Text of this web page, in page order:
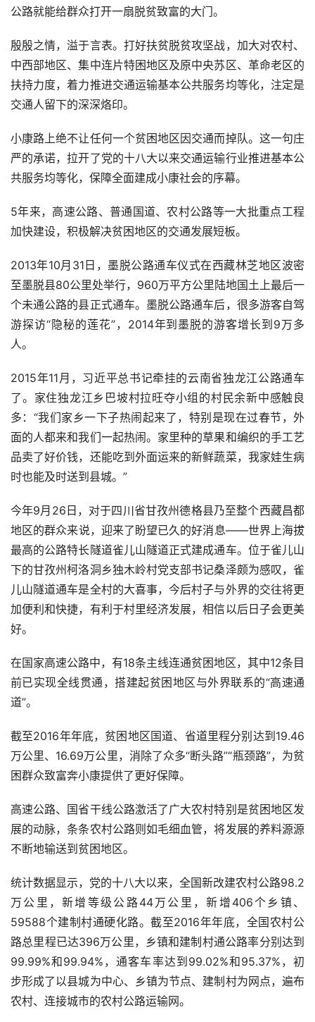
公路就能给群众打开一扇脱贫致富的大门。
殷殷之情，溢于言表。打好扶贫脱贫攻坚战，加大对农村、
中西部地区、集中连片特困地区及原中央苏区、革命老区的
扶持力度，着力推进交通运输基本公共服务均等化，注定是
交通人留下的深深烙印。
小康路上绝不让任何一个贫困地区因交通而掉队。这一句庄
严的承诺，拉开了党的十八大以来交通运输行业推进基本公
共服务均等化，保障全面建成小康社会的序幕。
5年来，高速公路、普通国道、农村公路等一大批重点工程
加快建设，积极解决贫困地区的交通发展短板。
2013年10月 31日，墨脱公路通车仪式在西藏林芝地区波密
至墨脱县80公里处举行， 960万平方公里陆地国土上最后一
个未通公路的县正式通车。墨脱公路通车后，很多游客自驾
游探访“隐秘的莲花”， 2014年到墨脱的游客增长到9万多
人。
2015年11 月，习近平总书记牵挂的云南省独龙江公路通车
了。家住独龙江乡巴坡村拉旺夺小组的村民余新中感触良
多：“我们家乡一下子热闹起来了，特别是现在过春节，外
面的人都来和我们一起热闹。家里种的草果和编织的手工艺
品卖了好价钱，还能吃到外面运来的新鲜蔬菜，我家娃生病
时也能及时送到县城。”
今年9月 26日，对于四川省甘孜州德格县乃至整个西藏昌都
地区的群众来说，迎来了盼望已久的好消息——世界上海拔
最高的公路特长隧道雀儿山隧道正式建成通车。位于雀儿山
下的甘孜州柯洛洞乡独木岭村党支部书记桑泽颇为感叹，雀
儿山隧道通车是全村的大喜事，今后村子与外界的交往将更
加便利和快捷，有利于村里经济发展，相信以后日子会更美
好。
在国家高速公路中，有18条主线连通贫困地区，其中12条目
前已实现全线贯通，搭建起贫困地区与外界联系的“高速通
道”。
截至2016年年底，贫困地区国道、省道里程分别达到19.46
万公里、 16.69万公里，消除了众多“断头路”“瓶颈路”，为贫
困群众致富奔小康提供了更好保障。
高速公路、国省干线公路激活了广大农村特别是贫困地区发
展的动脉，条条农村公路则如毛细血管，将发展的养料源源
不断地输送到贫困地区。
统计数据显示，党的十八大以来，全国新改建农村公路98.2
万公里，新增等级公路44万公里，新增 406个乡镇、
59588个建制村通硬化路。截至2016年年底，全国农村公
路总里程已达396万公里，乡镇和建制村通公路率分别达到
99.99%和99.94% ，通客车率达到99.02%和95.37% ，初
步形成了以县城为中心、乡镇为节点、建制村为网点，遍布
农村、连接城市的农村公路运输网。